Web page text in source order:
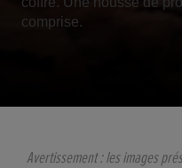
comprise.
Avertissement : les images